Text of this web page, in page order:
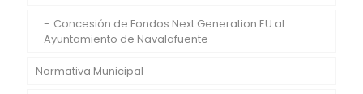
Concesión de Fondos Next Generation EU al
Ayuntamiento de Navalafuente
Normativa Municipal